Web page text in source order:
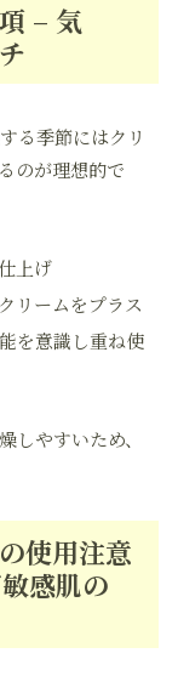
– 気
る季節にはクリ
のが理想的で
上げ
リームをプラス
を意識し重ね使
やすいため、
使用注意
感肌の